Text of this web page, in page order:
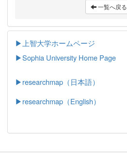
一覧へ戻る
▶上智大学ホームページ
▶Sophia University Home Page
▶researchmap（日本語）
▶researchmap（English）